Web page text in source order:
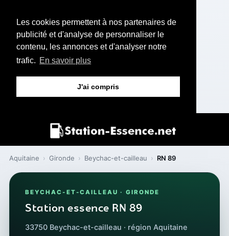
Les cookies permettent à nos partenaires de
publicité et d'analyse de personnaliser le
contenu, les annonces et d'analyser notre
trafic. En savoir plus
J'ai compris
Aquitaine › Gironde › Beychac-et-cailleau › RN 89
BEYCHAC-ET-CAILLEAU · GIRONDE
Station essence RN 89
33750 Beychac-et-cailleau · région Aquitaine